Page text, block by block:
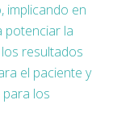
implicando en
potenciar la
resultados
el paciente y
los